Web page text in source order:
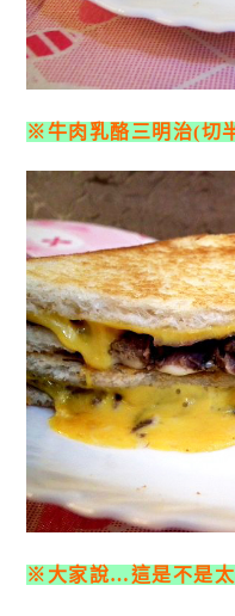
※牛肉乳酪三明治(切
※大家說…這是不是太